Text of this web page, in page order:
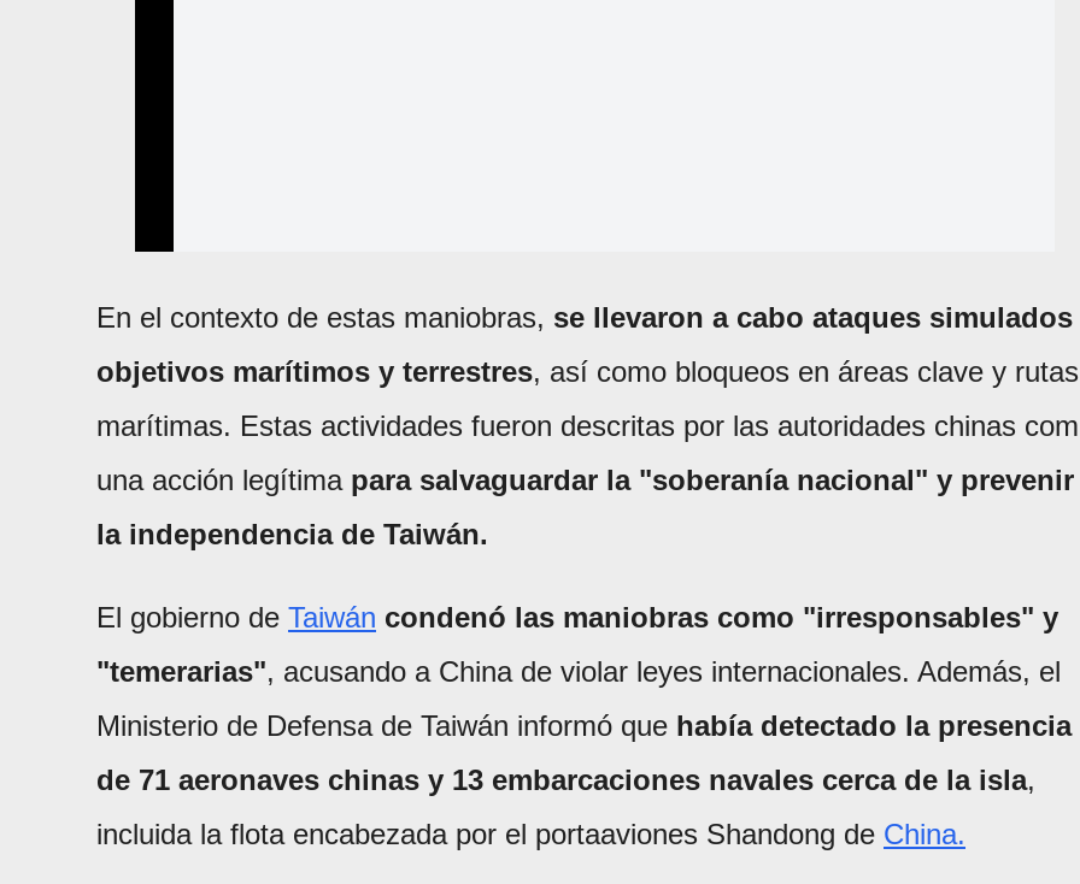
En el contexto de estas maniobras, se llevaron a cabo ataques simulados
objetivos marítimos y terrestres, así como bloqueos en áreas clave y rutas
marítimas. Estas actividades fueron descritas por las autoridades chinas
una acción legítima para salvaguardar la "soberanía nacional" y prevenir
la independencia de Taiwán.
El gobierno de Taiwán condenó las maniobras como "irresponsables" y
"temerarias", acusando a China de violar leyes internacionales. Además, el
Ministerio de Defensa de Taiwán informó que había detectado la presencia
de 71 aeronaves chinas y 13 embarcaciones navales cerca de la isla,
incluida la flota encabezada por el portaaviones Shandong de China.